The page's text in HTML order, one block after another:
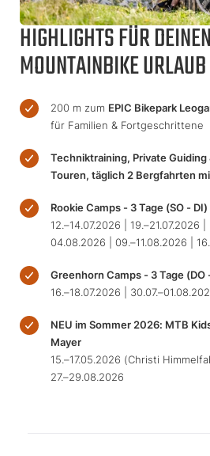
HIGHLIGHTS FÜR
MOUNTAINBIKE
200 m zum EPIC Bikepark
für Familien & Fortgeschrittene
Techniktraining, Private
Touren, täglich 2 Bergfahrten
Rookie Camps - 3 Tage (SO -
12.–14.07.2026 | 19.–21.07.2026
04.08.2026 | 09.–11.08.2026 |
Greenhorn Camps - 3 Tage (DO
16.–18.07.2026 |
NEU im Sommer 2026: MTB
Mayer
15.–17.05.2026 (Christi
27.–29.08.2026